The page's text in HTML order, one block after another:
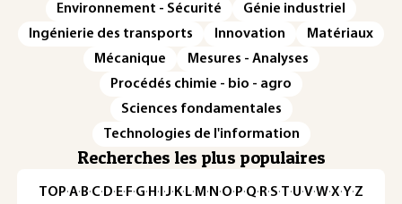
Environnement - Sécurité
Génie industriel
Ingénierie des transports
Innovation
Matériaux
Mécanique
Mesures - Analyses
Procédés chimie - bio - agro
Sciences fondamentales
Technologies de l'information
Recherches les plus populaires
TOP·A·B·C· D· E· F·G· H · ·J· K· L· M · N ·O· P·Q· R·S·T·U·V·W·X·Y·Z